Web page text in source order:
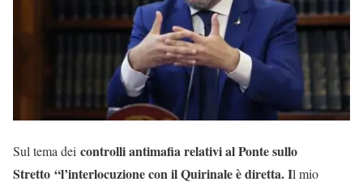
Sul tema dei controlli antimafia relativi al Ponte sullo
Stretto “l’interlocuzione con il Quirinale è diretta. Il mio